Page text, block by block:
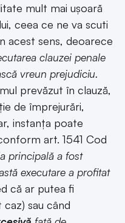
mult mai ușoară
ceea ce ne va scuti
acest sens, deoarece
clauzei penale
vreun prejudiciu.
prevăzut în clauză,
de împrejurări,
instanța poate
art. 1541 Cod
principală a fost
executare a profitat
că ar putea fi
sau când